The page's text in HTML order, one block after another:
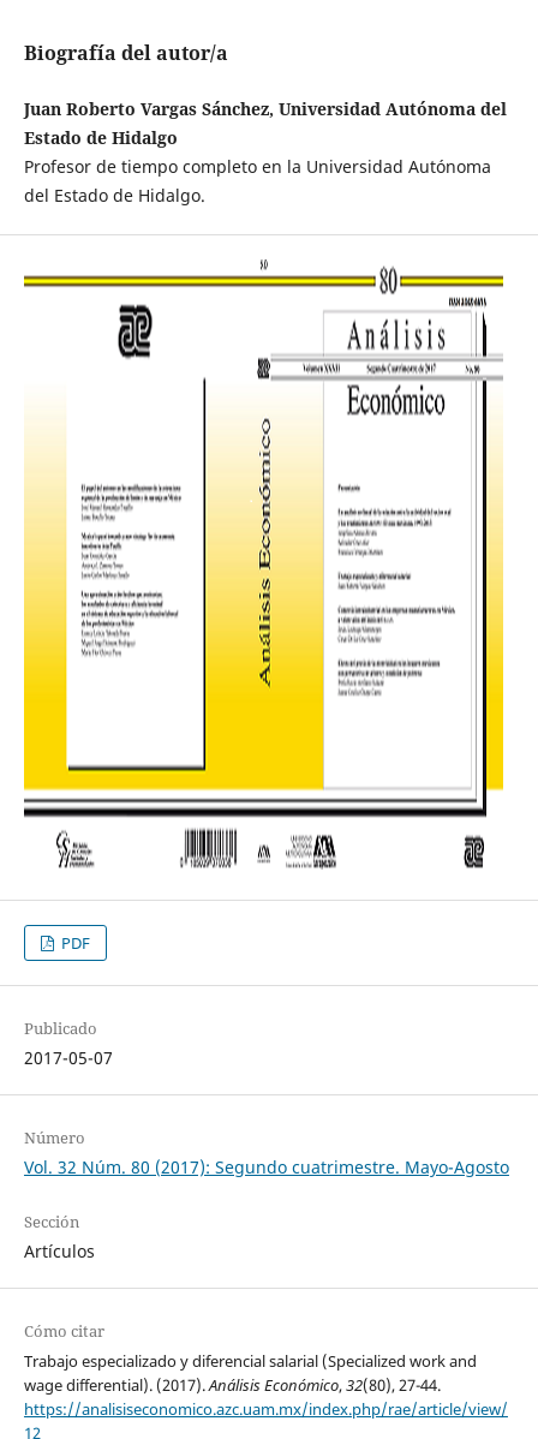
Biografía del autor/a
Juan Roberto Vargas Sánchez, Universidad Autónoma del
Estado de Hidalgo
Profesor de tiempo completo en la Universidad Autónoma
del Estado de Hidalgo.
PDF
Publicado
2017-05-07
Número
Vol. 32 Núm. 80 (2017): Segundo cuatrimestre. Mayo-Agosto
Sección
Artículos
Cómo citar
Trabajo especializado y diferencial salarial (Specialized work and
wage differential). (2017).Análisis Económico,32(80), 27-44.
https://analisiseconomico.azc.uam.mx/index.php/rae/article/view/
12